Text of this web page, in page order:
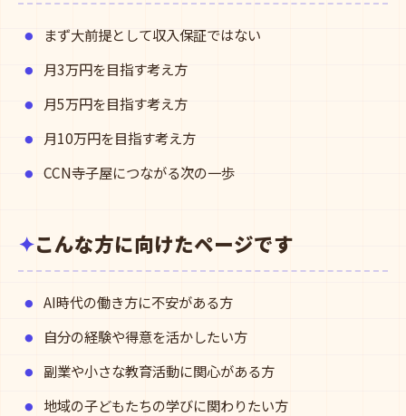
まず大前提として収入保証ではない
月3万円を目指す考え方
月5万円を目指す考え方
月10万円を目指す考え方
CCN寺子屋につながる次の一歩
こんな方に向けたページです
AI時代の働き方に不安がある方
自分の経験や得意を活かしたい方
副業や小さな教育活動に関心がある方
地域の子どもたちの学びに関わりたい方